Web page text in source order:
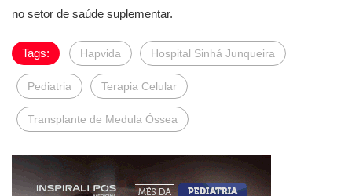
no setor de saúde suplementar.
Tags: Hapvida Hospital Sinhá Junqueira
Pediatria Terapia Celular
Transplante de Medula Óssea